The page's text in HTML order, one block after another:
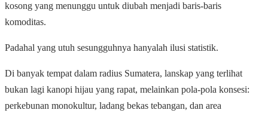
kosong yang menunggu untuk diubah menjadi baris-baris
komoditas.
Padahal yang utuh sesungguhnya hanyalah ilusi statistik.
Di banyak tempat dalam radius Sumatera, lanskap yang terlihat
bukan lagi kanopi hijau yang rapat, melainkan pola-pola konsesi:
perkebunan monokultur, ladang bekas tebangan, dan area